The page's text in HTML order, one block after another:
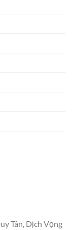
Tân, Dịch Vọng